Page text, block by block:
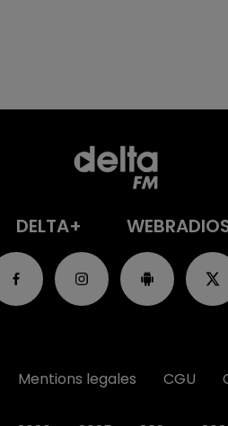
DELTA+
Mentions legales CGU